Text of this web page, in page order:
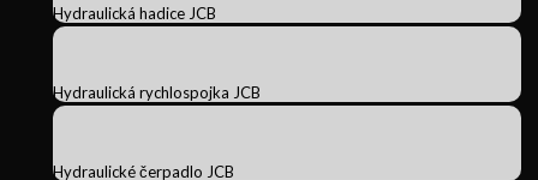
Hydraulická hadice JCB
Hydraulická rychlospojka JCB
Hydraulické čerpadlo JCB